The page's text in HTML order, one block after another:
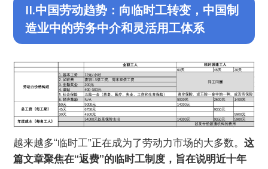
II.中国劳动趋势：向临时工转变，中国制
造业中的劳务中介和灵活用工体系
越来越多“临时工”正在成为了劳动力市场的大多数。这
篇文章聚焦在“返费”的临时工制度，旨在说明近十年